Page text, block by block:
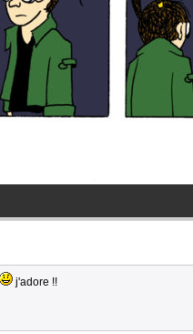
j'adore !!